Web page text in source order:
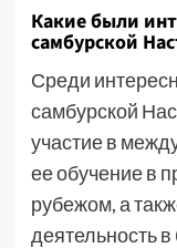
Какие были
самбурской
Среди
самбурской
участие в
ее обучение в
рубежом, а
деятельность